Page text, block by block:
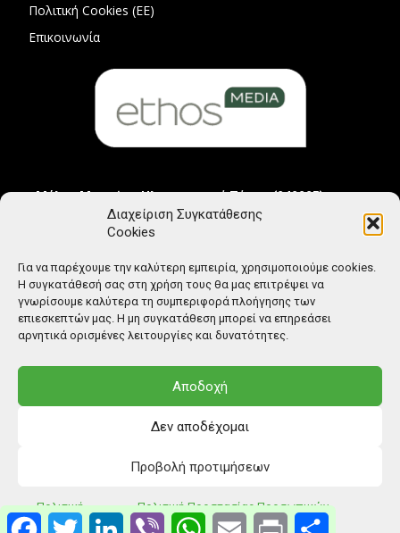
Διαχείριση Συγκατάθεσης
Cookies
Για να παρέχουμε την καλύτερη εμπειρία, χρησιμοποιούμε cookies.
Η συγκατάθεσή σας στη χρήση τους θα μας επιτρέψει να
γνωρίσουμε καλύτερα τη συμπεριφορά πλοήγησης των
επιεσκεπτών μας. Η μη συγκατάθεση μπορεί να επηρεάσει
αρνητικά ορισμένες λειτουργίες και δυνατότητες.
Αποδοχή
Δεν αποδέχομαι
Προβολή προτιμήσεων
Πολιτική
Cookies
Πολιτική Προστασίας Προσωπικών
Δεδομένων
Πολιτική Cookies (ΕΕ)
Επικοινωνία
Μέλος Μητρώου Ηλεκτρονικού Τύπου (242225)
© Copyright: Ethos Media S.A.
FacebookTwitter LinkedIn Viber WhatsAppEmail Print